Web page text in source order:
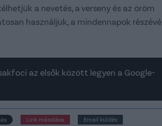
a nevetés, a verseny és az öröm
használjuk, a mindennapok részévé
az elsők között legyen a Google-
Link másolása Email küldés